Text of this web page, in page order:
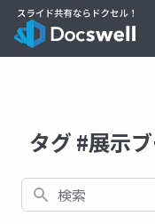
タグ #展示
検索